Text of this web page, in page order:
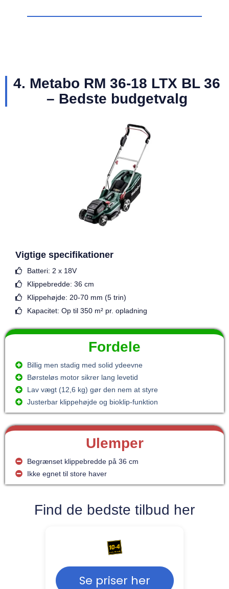
4. Metabo RM 36-18 LTX BL 36
– Bedste budgetvalg
Vigtige specifikationer
Batteri: 2 x 18V
Klippebredde: 36 cm
Klippehøjde: 20-70 mm (5 trin)
Kapacitet: Op til 350 m² pr. opladning
Fordele
Billig men stadig med solid ydeevne
Børsteløs motor sikrer lang levetid
Lav vægt (12,6 kg) gør den nem at styre
Justerbar klippehøjde og bioklip-funktion
Ulemper
Begrænset klippebredde på 36 cm
Ikke egnet til store haver
Find de bedste tilbud her
Se priser her